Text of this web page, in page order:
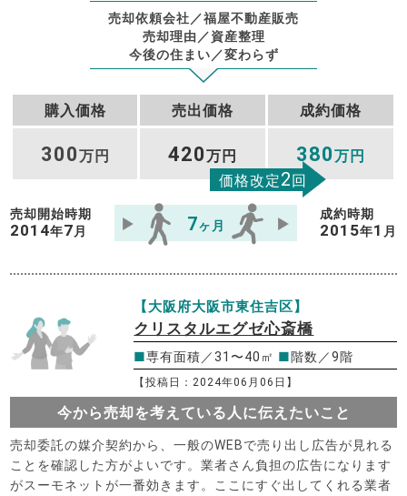
売却依頼会社／福屋不動産販売
売却理由／資産整理
今後の住まい／変わらず
購入価格 売出価格 成約価格
300万円 420万円 380万円
価格改定2回
売却開始時期
2014年7 月 7ヶ月
成約時期
2015年1 月
【大阪府大阪市東住吉区】
クリスタルエグゼ心斎橋
■専有面積／31〜40㎡ ■階数／9階
【投稿日：2024年06月06日】
今から売却を考えている人に伝えたいこと
売却委託の媒介契約から、一般のWEBで売り出し広告が見れる
ことを確認した方がよいです。業者さん負担の広告になります
がスーモネットが一番効きます。ここにすぐ出してくれる業者